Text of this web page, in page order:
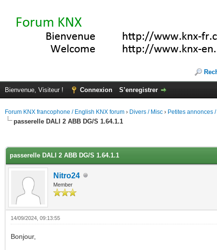
Bienvenue, Visiteur ! Connexion S’enregistrer
Forum KNX francophone / English KNX forum › Divers / Misc › Petites annonces
passerelle DALI 2 ABB DG/S 1.64.1.1
passerelle DALI 2 ABB DG/S 1.64.1.1
Nitro24
Member
14/09/2024, 09:13:55
Bonjour,